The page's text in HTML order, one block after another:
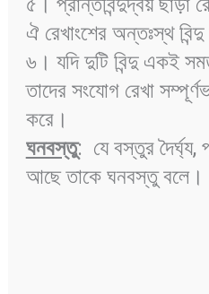
ঐ রেখাংশের অন্তঃস্থ
৬। যদি দুটি বিন্দু একই
তাদের সংযোগ রেখা
করে।
ঘনবস্তু: যে বস্তুর
আছে তাকে ঘনবস্তু বলে।